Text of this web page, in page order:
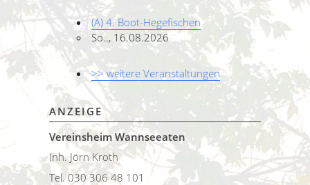
(A) 4. Boot-Hegefischen
So.., 16.08.2026
>> weitere Veranstaltungen
ANZEIGE
Vereinsheim Wannseeaten
Inh. Jörn Kroth
Tel. 030 306 48 101